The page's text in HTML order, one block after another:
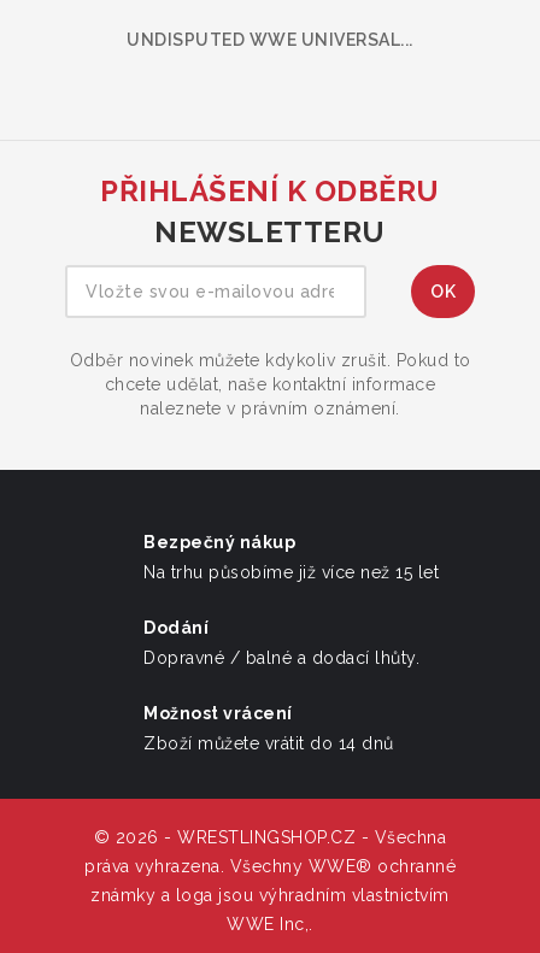
UNDISPUTED WWE UNIVERSAL...
PŘIHLÁŠENÍ K ODBĚRU
NEWSLETTERU
Odběr novinek můžete kdykoliv zrušit. Pokud to
chcete udělat, naše kontaktní informace
naleznete v právním oznámení.
Bezpečný nákup
Na trhu působíme již více než 15 let
Dodání
Dopravné / balné a dodací lhůty.
Možnost vrácení
Zboží můžete vrátit do 14 dnů
© 2026 - WRESTLINGSHOP.CZ - Všechna
práva vyhrazena. Všechny WWE® ochranné
známky a loga jsou výhradním vlastnictvím
WWE Inc,.